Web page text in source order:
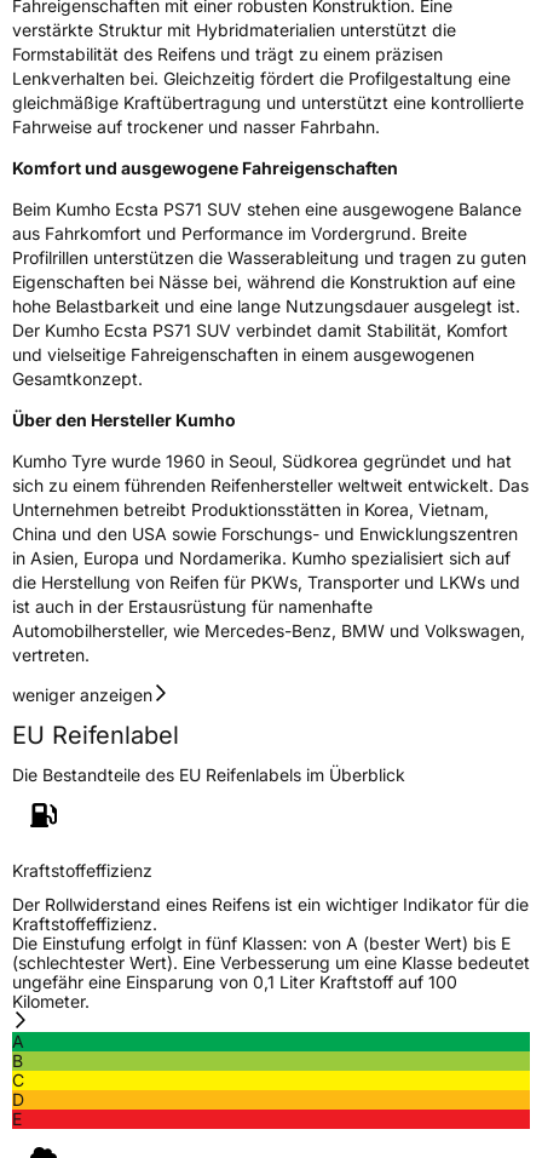
Allgemeine Produktsicherheit (GPSR)
Herstellerkontakt Kumho Tire Europe GmbH, KUMHO TIRE
EUROPE GmbH Strahlenberger Str. 110-112
D-63067 Offenbach Germany, kumhotire.de,
technik@kumhotire.de
Fahreigenschaften mit einer robusten Konstruktion. Eine
verstärkte Struktur mit Hybridmaterialien unterstützt die
Formstabilität des Reifens und trägt zu einem präzisen
Lenkverhalten bei. Gleichzeitig fördert die Profilgestaltung eine
gleichmäßige Kraftübertragung und unterstützt eine kontrollierte
Fahrweise auf trockener und nasser Fahrbahn.
Komfort und ausgewogene Fahreigenschaften
Beim Kumho Ecsta PS71 SUV stehen eine ausgewogene Balance
aus Fahrkomfort und Performance im Vordergrund. Breite
Profilrillen unterstützen die Wasserableitung und tragen zu guten
Eigenschaften bei Nässe bei, während die Konstruktion auf eine
hohe Belastbarkeit und eine lange Nutzungsdauer ausgelegt ist.
Der Kumho Ecsta PS71 SUV verbindet damit Stabilität, Komfort
und vielseitige Fahreigenschaften in einem ausgewogenen
Gesamtkonzept.
Über den Hersteller Kumho
Kumho Tyre wurde 1960 in Seoul, Südkorea gegründet und hat
sich zu einem führenden Reifenhersteller weltweit entwickelt. Das
Unternehmen betreibt Produktionsstätten in Korea, Vietnam,
China und den USA sowie Forschungs- und Enwicklungszentren
in Asien, Europa und Nordamerika. Kumho spezialisiert sich auf
die Herstellung von Reifen für PKWs, Transporter und LKWs und
ist auch in der Erstausrüstung für namenhafte
Automobilhersteller, wie Mercedes-Benz, BMW und Volkswagen,
vertreten.
weniger anzeigen
EU Reifenlabel
Die Bestandteile des EU Reifenlabels im Überblick
Kraftstoffeffizienz
Der Rollwiderstand eines Reifens ist ein wichtiger Indikator für die
Kraftstoffeffizienz.
Die Einstufung erfolgt in fünf Klassen: von A (bester Wert) bis E
(schlechtester Wert). Eine Verbesserung um eine Klasse bedeutet
ungefähr eine Einsparung von 0,1 Liter Kraftstoff auf 100
Kilometer.
A
B
C
D
E